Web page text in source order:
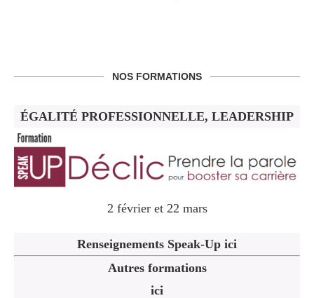
NOS FORMATIONS
ÉGALITÉ PROFESSIONNELLE, LEADERSHIP
2 février et 22 mars
Renseignements Speak-Up ici
Autres formations
ici